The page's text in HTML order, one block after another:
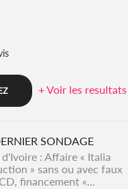
+ Voir les resultats
SONDAGE
: Affaire « Italia
» sans ou avec faux
financement «...